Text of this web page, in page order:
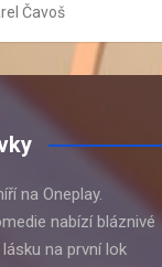
Čavoš
na Oneplay.
nabízí bláznivé
na první lok